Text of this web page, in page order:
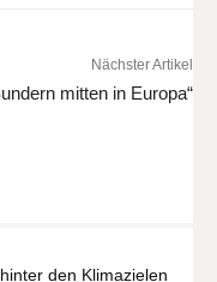
Nächster Artikel
mitten in Europa“
den Klimazielen